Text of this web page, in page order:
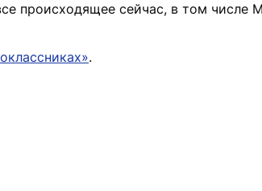
происходящее сейчас, в том числе
.